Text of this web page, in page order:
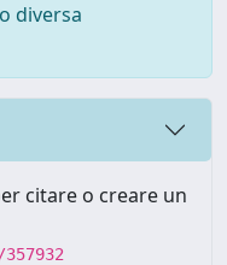
diversa
citare o creare un